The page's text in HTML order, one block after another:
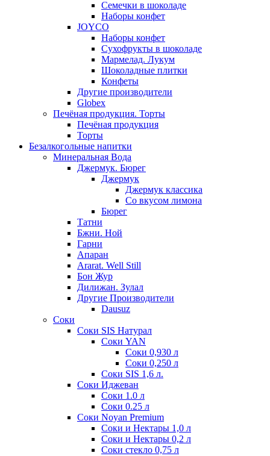
Семечки в шоколаде
Наборы конфет
JOYCO
Наборы конфет
Сухофрукты в шоколаде
Мармелад. Лукум
Шоколадные плитки
Конфеты
Другие производители
Globex
Печёная продукция. Торты
Печёная продукция
Торты
Безалкогольные напитки
Минеральная Вода
Джермук. Бюрег
Джермук
Джермук классика
Со вкусом лимона
Бюрег
Татни
Бжни. Ной
Гарни
Апаран
Ararat. Well Still
Бон Жур
Дилижан. Зулал
Другие Производители
Dausuz
Соки
Соки SIS Натурал
Соки YAN
Соки 0,930 л
Соки 0,250 л
Соки SIS 1,6 л.
Соки Иджеван
Соки 1.0 л
Соки 0.25 л
Соки Noyan Premium
Соки и Нектары 1,0 л
Соки и Нектары 0,2 л
Соки стекло 0,75 л